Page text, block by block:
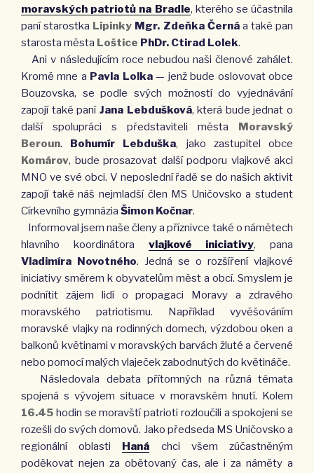
moravských patriotů na Bradle, kterého se účastnila
paní starostka Lipinky Mgr. Zdeňka Černáa také pan
starosta města Loštice PhDr. Ctirad Lolek.
Ani v následujícím roce nebudou naši členové zahálet.
Kromě mne a Pavla Lolka— jenž bude oslovovat obce
Bouzovska, se podle svých možností do vyjednávání
zapojí také paní Jana Lebdušková, která bude jednat o
další spolupráci s představiteli města Moravský
Beroun. Bohumír Lebduška, jako zastupitel obce
Komárov, bude prosazovat další podporu vlajkové akci
MNO ve své obci. V neposlední řadě se do našich aktivit
zapojí také náš nejmladší člen MS Uničovsko a student
Církevního gymnázia Šimon Kočnar.
Informoval jsem naše členy a příznivce také o námětech
hlavního koordinátora vlajkové iniciativy, pana
Vladimíra Novotného. Jedná se o rozšíření vlajkové
iniciativy směrem k obyvatelům měst a obcí. Smyslem je
podnítit zájem lidí o propagaci Moravy a zdravého
moravského patriotismu. Například vyvěšováním
moravské vlajky na rodinných domech, výzdobou oken a
balkonů květinami v moravských barvách žluté a červené
nebo pomocí malých vlaječek zabodnutých do květináče.
Následovala debata přítomných na různá témata
spojená s vývojem situace v moravském hnutí. Kolem
16.45 hodin se moravští patrioti rozloučili a spokojeni se
rozešli do svých domovů. Jako předseda MS Uničovsko a
regionální oblasti Haná chci všem zúčastněným
poděkovat nejen za obětovaný čas, ale i za náměty a